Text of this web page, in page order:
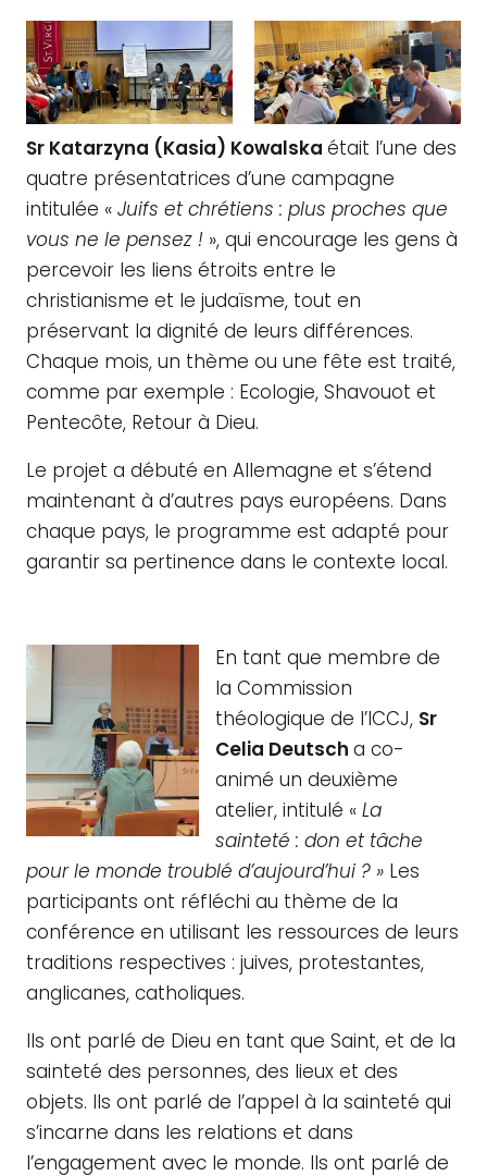
Sr Katarzyna (Kasia) Kowalska était l’une des
quatre présentatrices d’une campagne
intitulée « Juifs et chrétiens : plus proches que
vous ne le pensez ! », qui encourage les gens à
percevoir les liens étroits entre le
christianisme et le judaïsme, tout en
préservant la dignité de leurs différences.
Chaque mois, un thème ou une fête est traité,
comme par exemple : Ecologie, Shavouot et
Pentecôte, Retour à Dieu.
Le projet a débuté en Allemagne et s’étend
maintenant à d’autres pays européens. Dans
chaque pays, le programme est adapté pour
garantir sa pertinence dans le contexte local.
En tant que membre de
la Commission
théologique de l’ICCJ, Sr
Celia Deutsch a co-
animé un deuxième
atelier, intitulé « La
sainteté : don et tâche
pour le monde troublé d’aujourd’hui ? » Les
participants ont réfléchi au thème de la
conférence en utilisant les ressources de leurs
traditions respectives : juives, protestantes,
anglicanes, catholiques.
Ils ont parlé de Dieu en tant que Saint, et de la
sainteté des personnes, des lieux et des
objets. Ils ont parlé de l’appel à la sainteté qui
s’incarne dans les relations et dans
l’engagement avec le monde. Ils ont parlé de